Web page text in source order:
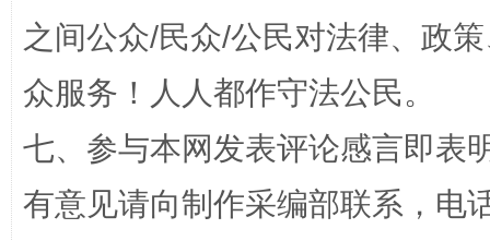
网上购药对药下症？
之间公众/民众/公民对法律、政
众服务！人人都作守法公民。
七、参与本网发表评论感言即表
有意见请向制作采编部联系，电